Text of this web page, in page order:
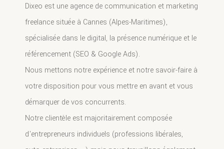
Dixeo est une agence de communication et marketing
freelance située à Cannes (Alpes-Maritimes),
spécialisée dans le digital, la présence numérique et le
référencement (SEO & Google Ads).
Nous mettons notre expérience et notre savoir-faire à
votre disposition pour vous mettre en avant et vous
démarquer de vos concurrents.
Notre clientèle est majoritairement composée
d'entrepreneurs individuels (professions libérales,